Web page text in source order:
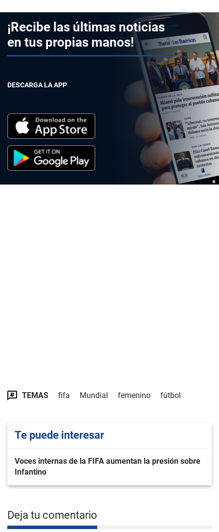
¡Recibe las últimas noticias
en tus propias manos!
DESCARGA LA APP
TEMAS fifa Mundial femenino fútbol
Te puede interesar
Voces internas de la FIFA aumentan la presión sobre
Infantino
Deja tu comentario